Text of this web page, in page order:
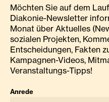
Möchten Sie auf dem
Diakonie-Newsletter
Monat über Aktuelles
sozialen Projekten,
Entscheidungen, Fakten
Kampagnen-Videos,
Veranstaltungs-Tipps!
Anrede